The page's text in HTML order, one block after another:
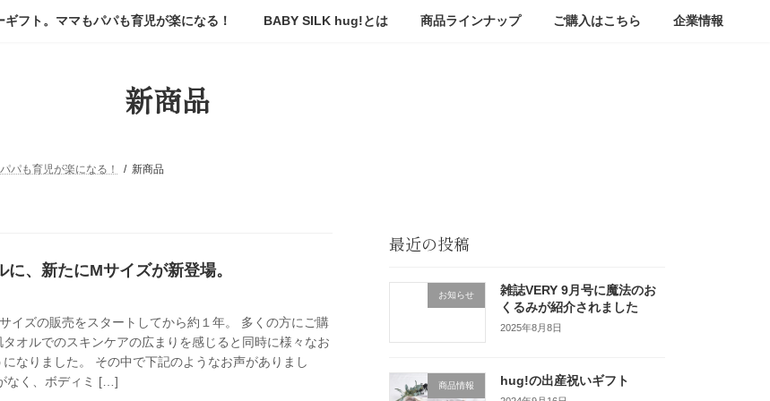
フト。ママもパパも育児が楽になる！ BABY SILK hug!とは 商品ラインナップ ご購入はこちら 企業情報
新商品
パも育児が楽になる！ 新商品
に、新たにMサイズが新登場。
イズの販売をスタートしてから約１年。 多くの方にご購
タオルでのスキンケアの広まりを感じると同時に様々なお
なりました。 その中で下記のようなお声がありまし
なく、ボディミ […]
最近の投稿
お知らせ
雑誌VERY 9月号に魔法のお
くるみが紹介されました
2025年8月8日
商品情報 hug!の出産祝いギフト